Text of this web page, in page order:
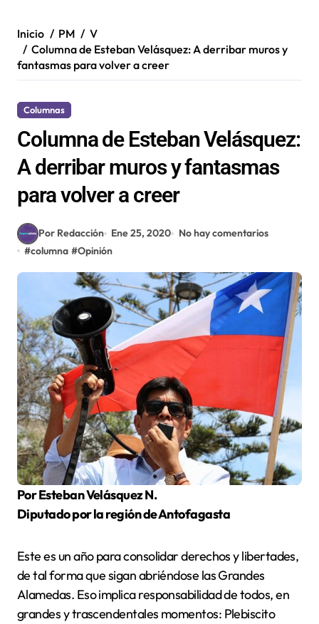
Inicio PM
V
Columna de Esteban Velásquez: A derribar muros y
fantasmas para volver a creer
Columnas
Columna de Esteban Velásquez:
A derribar muros y fantasmas
para volver a creer
Por Redacción Ene 25, 2020
No hay comentarios
#columna #Opinión
Por Esteban Velásquez N.
Diputado por la región de Antofagasta
Este es un año para consolidar derechos y libertades,
de tal forma que sigan abriéndose las Grandes
Alamedas. Eso implica responsabilidad de todos, en
grandes y trascendentales momentos: Plebiscito